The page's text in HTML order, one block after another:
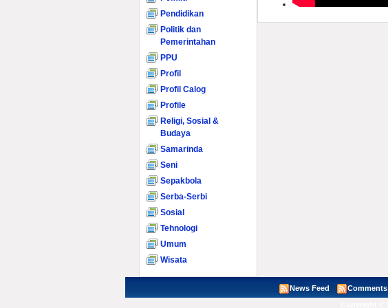
Pendidikan
Politik dan
Pemerintahan
PPU
Profil
Profil Calog
Profile
Religi, Sosial &
Budaya
Samarinda
Seni
Sepakbola
Serba-Serbi
Sosial
Tehnologi
Umum
Wisata
News Feed Comments